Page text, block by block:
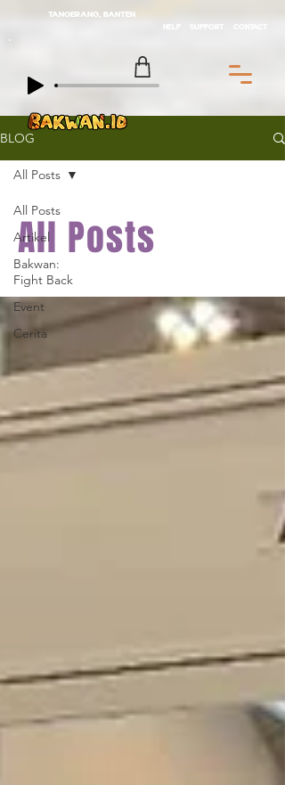
HELP
TANGERANG, BANTEN
BLOG
All Posts
Artikel
Bakwan:
Fight Back
Event
Cerita
All Posts
All Posts